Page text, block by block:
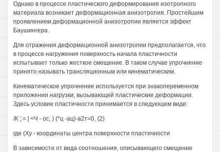
Однако в процессе пластического деформирования изотропного
материала возникает деформационная анизотропия. Простейшим
проявлением деформационной анизотропии является эффект
Баушингера.
Для отражения деформационной анизотропии предполагается, что
в процессе нагружения поверхность начала пластичности
испытывает только жесткое смещение. В таком случае упрочнение
принято называть трансляционным или кинематическим.
Кинематическое упрочнение используется при знакопеременном
приложении нагрузки, вызывающей пластические деформации.
Здесь условие пластичности принимается в следующем виде:
/К ; = | <Ч - ос, ) (*ц -ац)-а2т=0, (2)
где (Ху - координаты центра поверхности пластичности
В зависимости от вида соотношения, описывающего смещение